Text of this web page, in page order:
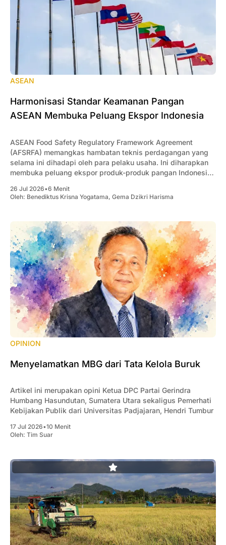
ASEAN
Harmonisasi Standar Keamanan Pangan
ASEAN Membuka Peluang Ekspor Indonesia
ASEAN Food Safety Regulatory Framework Agreement
(AFSRFA) memangkas hambatan teknis perdagangan yang
selama ini dihadapi oleh para pelaku usaha. Ini diharapkan
membuka peluang ekspor produk-produk pangan Indonesia
26 Jul 2026•6 Menit
Oleh: Benediktus Krisna Yogatama, Gema Dzikri Harisma
OPINION
Menyelamatkan MBG dari Tata Kelola Buruk
Artikel ini merupakan opini Ketua DPC Partai Gerindra
Humbang Hasundutan, Sumatera Utara sekaligus Pemerhati
Kebijakan Publik dari Universitas Padjajaran, Hendri Tumbur
17 Jul 2026•10 Menit
Oleh: Tim Suar